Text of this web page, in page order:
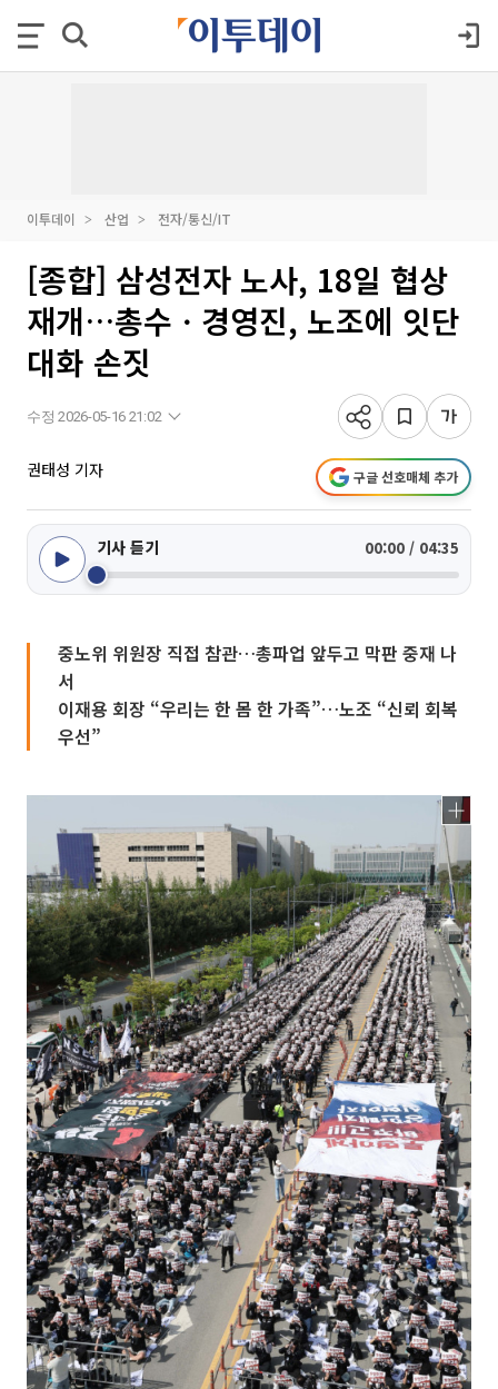
이투데이 산업 전자/통신/IT
[종합] 삼성전자 노사, 18일 협상
재개…총수ㆍ경영진, 노조에 잇단
대화 손짓
수정 2026-05-16 21:02
권태성 기자 구글 선호매체 추가
기사 듣기 00:00 / 04:35
중노위 위원장 직접 참관…총파업 앞두고 막판 중재 나
서
이재용 회장 “우리는 한 몸 한 가족”…노조 “신뢰 회복
우선”